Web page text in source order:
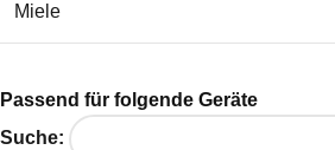
Miele
Passend für folgende Geräte
Suche: